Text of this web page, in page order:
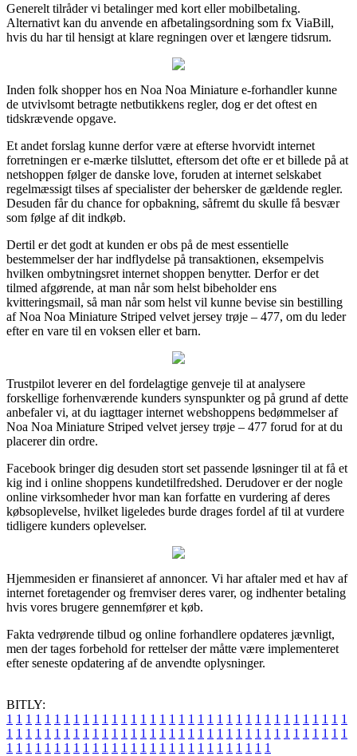
Generelt tilråder vi betalinger med kort eller mobilbetaling.
Alternativt kan du anvende en afbetalingsordning som fx ViaBill,
hvis du har til hensigt at klare regningen over et længere tidsrum.
Inden folk shopper hos en Noa Noa Miniature e-forhandler kunne
de utvivlsomt betragte netbutikkens regler, dog er det oftest en
tidskrævende opgave.
Et andet forslag kunne derfor være at efterse hvorvidt internet
forretningen er e-mærke tilsluttet, eftersom det ofte er et billede på at
netshoppen følger de danske love, foruden at internet selskabet
regelmæssigt tilses af specialister der behersker de gældende regler.
Desuden får du chance for opbakning, såfremt du skulle få besvær
som følge af dit indkøb.
Dertil er det godt at kunden er obs på de mest essentielle
bestemmelser der har indflydelse på transaktionen, eksempelvis
hvilken ombytningsret internet shoppen benytter. Derfor er det
tilmed afgørende, at man når som helst bibeholder ens
kvitteringsmail, så man når som helst vil kunne bevise sin bestilling
af Noa Noa Miniature Striped velvet jersey trøje – 477, om du leder
efter en vare til en voksen eller et barn.
Trustpilot leverer en del fordelagtige genveje til at analysere
forskellige forhenværende kunders synspunkter og på grund af dette
anbefaler vi, at du iagttager internet webshoppens bedømmelser af
Noa Noa Miniature Striped velvet jersey trøje – 477 forud for at du
placerer din ordre.
Facebook bringer dig desuden stort set passende løsninger til at få et
kig ind i online shoppens kundetilfredshed. Derudover er der nogle
online virksomheder hvor man kan forfatte en vurdering af deres
købsoplevelse, hvilket ligeledes burde drages fordel af til at vurdere
tidligere kunders oplevelser.
Hjemmesiden er finansieret af annoncer. Vi har aftaler med et hav af
internet foretagender og fremviser deres varer, og indhenter betaling
hvis vores brugere gennemfører et køb.
Fakta vedrørende tilbud og online forhandlere opdateres jævnligt,
men der tages forbehold for rettelser der måtte være implementeret
efter seneste opdatering af de anvendte oplysninger.
BITLY:
1 1 1 1 1 1 1 1 1 1 1 1 1 1 1 1 1 1 1 1 1 1 1 1 1 1 1 1 1 1 1 1 1 1 1 1
1 1 1 1 1 1 1 1 1 1 1 1 1 1 1 1 1 1 1 1 1 1 1 1 1 1 1 1 1 1 1 1 1 1 1 1
1 1 1 1 1 1 1 1 1 1 1 1 1 1 1 1 1 1 1 1 1 1 1 1 1 1 1 1